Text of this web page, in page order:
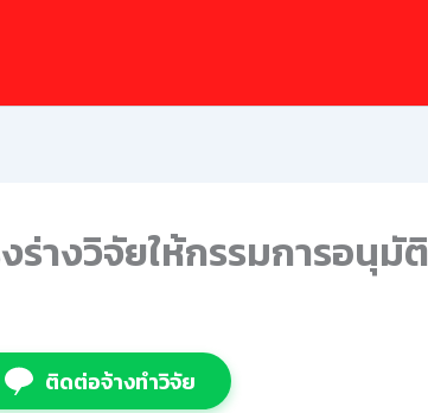
างวิจัยให้กรรมการอนุมัติ
ติดต่อจ้างทำวิจัย